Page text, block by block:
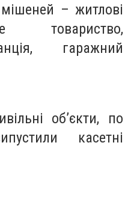
– житлові
товариство,
гаражний
об’єкти, по
касетні